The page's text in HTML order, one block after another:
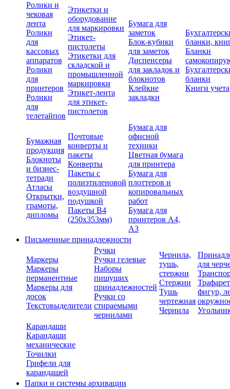
Ролики и
чековая
лента
Ролики
для
кассовых
аппаратов
Ролики
для
принтеров
Ролики
для
телетайпов
Этикетки и
оборудование
для маркировки
Этикет-
пистолеты
Этикетки для
складской и
промышленной
маркировки
Этикет-лента
для этикет-
пистолетов
Бумага для
заметок
Блок-кубики
для заметок
Диспенсеры
для закладок и
блокнотов
Клейкие
закладки
бланки,
Бланки
бланки
Книги учета
Бумажная
продукция
Блокноты
и бизнес-
тетради
Атласы
Открытки,
грамоты,
дипломы
Почтовые
конверты и
пакеты
Конверты
Пакеты с
полиэтиленовой
воздушной
подушкой
Пакеты В4
(250х353мм)
Бумага для
офисной
техники
Цветная бумага
для принтера
Бумага для
плоттеров и
копировальных
работ
Бумага для
принтеров А4,
А3
Письменные принадлежности
Маркеры
Маркеры
перманентные
Маркеры для
досок
Текстовыделители
Ручки
Ручки гелевые
Наборы
пишущих
принадлежностей
Ручки со
стираемыми
чернилами
Чернила,
тушь,
стержни
Стержни
Тушь
чертежная
Чернила
для
фигур,
Карандаши
Карандаши
механические
Точилки
Грифели для
карандашей
Папки и системы архивации